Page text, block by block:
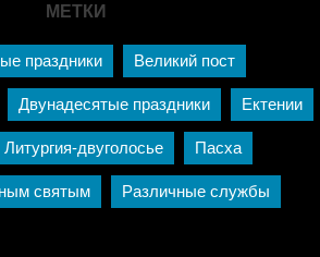
МЕТКИ
праздники Великий пост
Двунадесятые праздники Ектении
Литургия-двуголосье Пасха
святым Различные службы